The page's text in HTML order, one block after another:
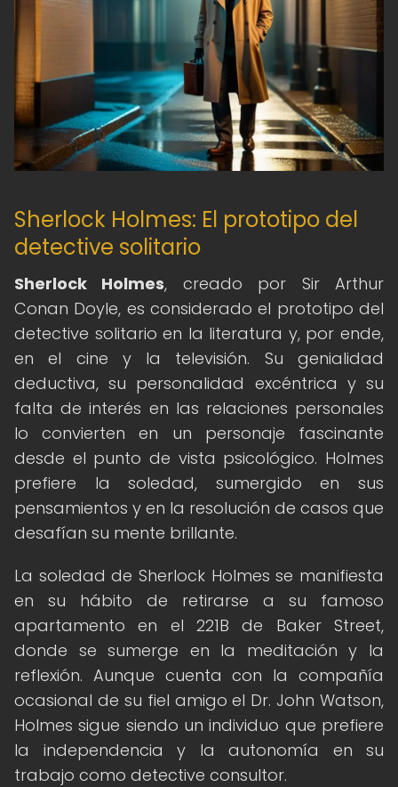
Sherlock Holmes: El prototipo del
detective solitario
Sherlock Holmes, creado por Sir Arthur
Conan Doyle, es considerado el prototipo del
detective solitario en la literatura y, por ende,
en el cine y la televisión. Su genialidad
deductiva, su personalidad excéntrica y su
falta de interés en las relaciones personales
lo convierten en un personaje fascinante
desde el punto de vista psicológico. Holmes
prefiere la soledad, sumergido en sus
pensamientos y en la resolución de casos que
desafían su mente brillante.
La soledad de Sherlock Holmes se manifiesta
en su hábito de retirarse a su famoso
apartamento en el 221B de Baker Street,
donde se sumerge en la meditación y la
reflexión. Aunque cuenta con la compañía
ocasional de su fiel amigo el Dr. John Watson,
Holmes sigue siendo un individuo que prefiere
la independencia y la autonomía en su
trabajo como detective consultor.